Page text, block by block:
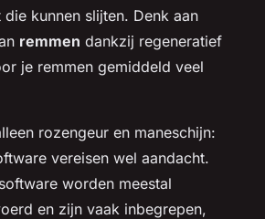
kunnen slijten. Denk aan
remmen dankzij regeneratief
je remmen gemiddeld veel
rozengeur en maneschijn:
vereisen wel aandacht.
worden meestal
en zijn vaak inbegrepen,